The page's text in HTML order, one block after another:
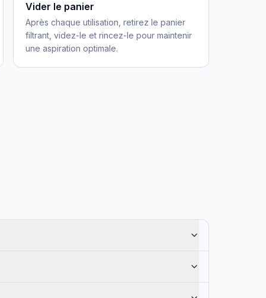
Vider le panier
Après chaque utilisation, retirez le panier
filtrant, videz-le et rincez-le pour maintenir
une aspiration optimale.